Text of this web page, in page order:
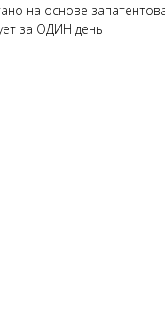
на основе
за ОДИН день